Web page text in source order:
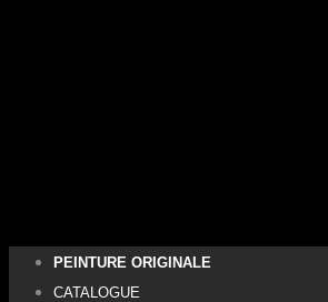
PEINTURE ORIGINALE
CATALOGUE